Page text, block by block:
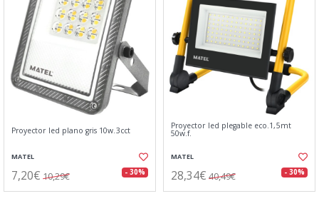
Proyector led plano gris 10w.3cct
MATEL
7,20€ 10,29€ - 30%
Proyector led plegable eco.1,5mt
50w.f.
MATEL
28,34€ 40,49€ - 30%